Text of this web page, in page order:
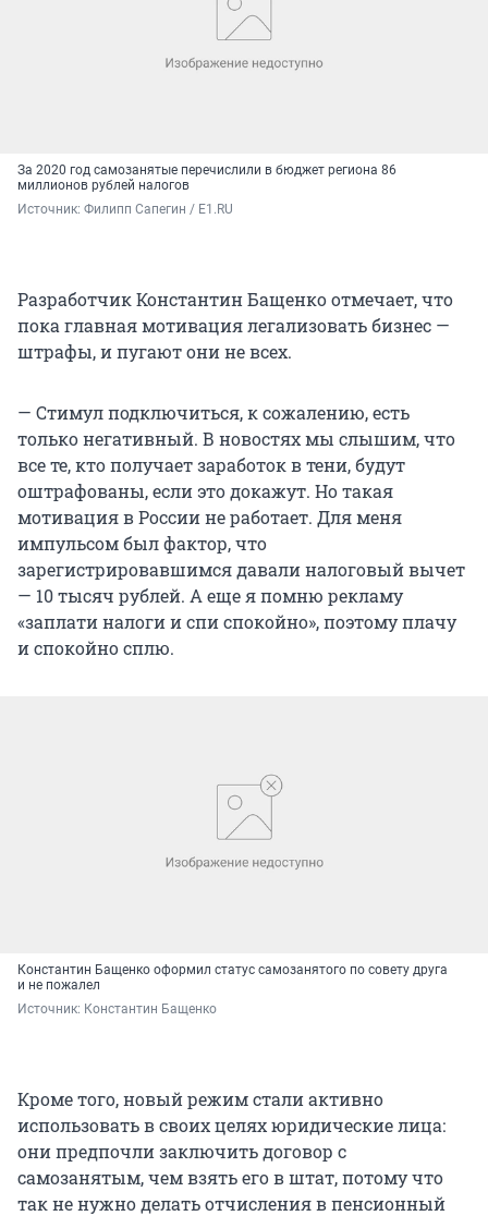
За 2020 год самозанятые перечислили в бюджет региона 86
миллионов рублей налогов
Источник: Филипп Сапегин / E1.RU
Разработчик Константин Бащенко отмечает, что
пока главная мотивация легализовать бизнес —
штрафы, и пугают они не всех.
— Стимул подключиться, к сожалению, есть
только негативный. В новостях мы слышим, что
все те, кто получает заработок в тени, будут
оштрафованы, если это докажут. Но такая
мотивация в России не работает. Для меня
импульсом был фактор, что
зарегистрировавшимся давали налоговый вычет
— 10 тысяч рублей. А еще я помню рекламу
«заплати налоги и спи спокойно», поэтому плачу
и спокойно сплю.
Константин Бащенко оформил статус самозанятого по совету друга
и не пожалел
Источник: Константин Бащенко
Кроме того, новый режим стали активно
использовать в своих целях юридические лица:
они предпочли заключить договор с
самозанятым, чем взять его в штат, потому что
так не нужно делать отчисления в пенсионный